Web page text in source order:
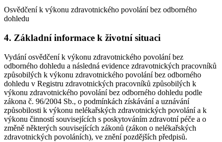
Osvědčení k výkonu zdravotnického povolání bez odborného
dohledu
4. Základní informace k životní situaci
Vydání osvědčení k výkonu zdravotnického povolání bez
odborného dohledu a následná evidence zdravotnických pracovníků
způsobilých k výkonu zdravotnického povolání bez odborného
dohledu v Registru zdravotnických pracovníků způsobilých k
výkonu zdravotnického povolání bez odborného dohledu podle
zákona č. 96/2004 Sb., o podmínkách získávání a uznávání
způsobilosti k výkonu nelékařských zdravotnických povolání a k
výkonu činností souvisejících s poskytováním zdravotní péče a o
změně některých souvisejících zákonů (zákon o nelékařských
zdravotnických povoláních), ve znění pozdějších předpisů.